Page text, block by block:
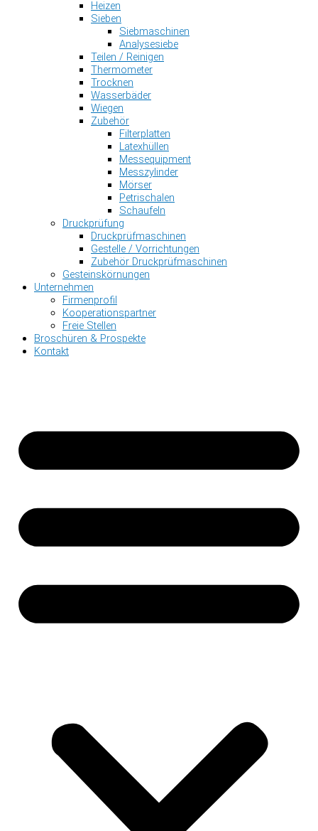
Heizen
Sieben
Siebmaschinen
Analysesiebe
Teilen / Reinigen
Thermometer
Trocknen
Wasserbäder
Wiegen
Zubehör
Filterplatten
Latexhüllen
Messequipment
Messzylinder
Mörser
Petrischalen
Schaufeln
Druckprüfung
Druckprüfmaschinen
Gestelle / Vorrichtungen
Zubehör Druckprüfmaschinen
Gesteinskörnungen
Unternehmen
Firmenprofil
Kooperationspartner
Freie Stellen
Broschüren & Prospekte
Kontakt